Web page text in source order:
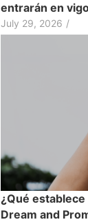
entrarán en
July 29, 2026 /
¿Qué
Dream and